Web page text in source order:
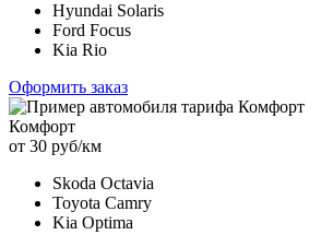
Hyundai Solaris
Ford Focus
Kia Rio
Оформить заказ
Комфорт
от 30 руб/км
Skoda Octavia
Toyota Camry
Kia Optima